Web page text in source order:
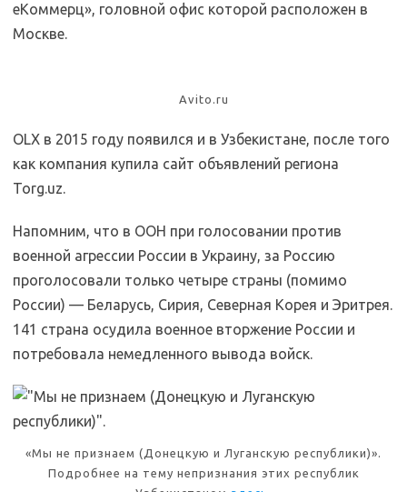
еКоммерц», головной офис которой расположен в
Москве.
Avito.ru
OLX в 2015 году появился и в Узбекистане, после того
как компания купила сайт объявлений региона
Torg.uz.
Напомним, что в ООН при голосовании против
военной агрессии России в Украину, за Россию
проголосовали только четыре страны (помимо
России) — Беларусь, Сирия, Северная Корея и Эритрея.
141 страна осудила военное вторжение России и
потребовала немедленного вывода войск.
«Мы не признаем (Донецкую и Луганскую республики)».
Подробнее на тему непризнания этих республик